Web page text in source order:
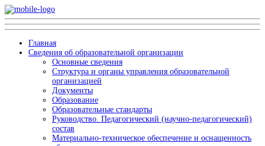
Главная
Сведения об образовательной организации
Основные сведения
Структура и органы управления образовательной
организацией
Документы
Образование
Образовательные стандарты
Руководство. Педагогический (научно-педагогический)
состав
Материально-техническое обеспечение и оснащенность